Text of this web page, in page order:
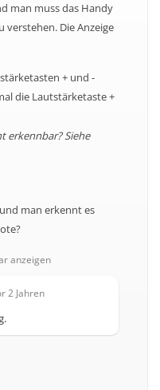
man muss das Handy
verstehen. Die Anzeige
+ und -
die Lautstärketaste +
erkennbar? Siehe
man erkennt es
anzeigen
2 Jahren